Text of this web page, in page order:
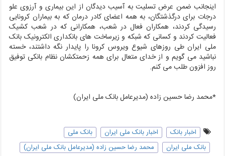
اینجانب ضمن عرض تسلیت به آسیب دیدگان از این بیماری و آرزوی علو
درجات برای درگذشتگان، به همه اعضای کادر درمان که به بیماران کرونایی
رسیدگی کردند، همکاران فعال در شعب، همکارانی که در شعب کشیک
فعالیت کردند و کسانی که شبکه و زیرساخت های بانکداری الکترونیک بانک
ملی ایران طی روزهای شیوع ویروس کرونا را پایدار نگه داشتند، خسته
نباشید می گویم و از خدای متعال برای همه زحمتکشان نظام بانکی توفیق
روز افزون طلب می کنم.
*محمد رضا حسین زاده (مدیرعامل بانک ملی ایران)
اخبار بانک اخبار بانک ملی ایران
بانک ملی
بانک ملی ایران
محمد رضا حسین زاده (مدیرعامل بانک ملی ایران)